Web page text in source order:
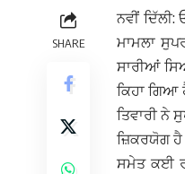
SHARE
ਨਵੀਂ
ਮਾਮਲਾ
ਸਾਰੀਆਂ
ਕਿਹਾ ਗਿਆ
ਤਿਵਾਰੀ ਨੇ
ਜ਼ਿਕਰਯੋਗ ਹੈ
ਸਮੇਤ ਕਈ